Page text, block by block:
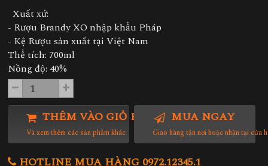
Xuất xứ:
- Rượu Brandy XO nhập khẩu Pháp
- Kệ Rượu sản xuất tại Việt Nam
Thể tích: 700ml
Nồng độ: 40%
THÊM VÀO GIỎ HÀNG
Và xem thêm các sản phẩm khác
MUA NGAY
Giao hàng tận nơi hoặc nhận tại cửa
HOTLINE MUA HÀNG 0972.12345.1